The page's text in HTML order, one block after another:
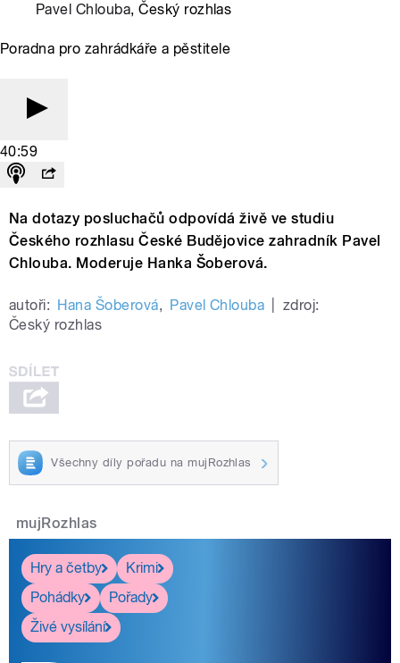
Pavel Chlouba, Český rozhlas
Poradna pro zahrádkáře a pěstitele
40:59
Na dotazy posluchačů odpovídá živě ve studiu
Českého rozhlasu České Budějovice zahradník Pavel
Chlouba. Moderuje Hanka Šoberová.
autoři: Hana Šoberová, Pavel Chlouba
zdroj:
Český rozhlas
Všechny díly pořadu na mujRozhlas
mujRozhlas
Hry a četby
Krimi
Pohádky
Pořady
Živé vysílání